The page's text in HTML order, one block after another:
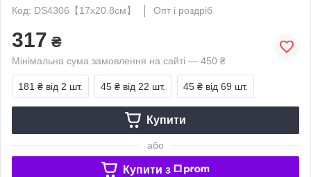
Код: DS4306【17x20.8см】
Опт і роздріб
317 ₴
Мінімальна сума замовлення на сайті — 450 ₴
181 ₴ від 2 шт. 45 ₴ від 22 шт. 45 ₴ від 69 шт.
Купити
або
Купити з